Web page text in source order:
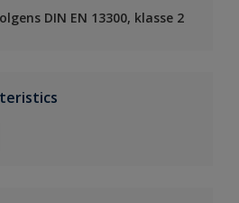
DIN EN 13300, klasse 2